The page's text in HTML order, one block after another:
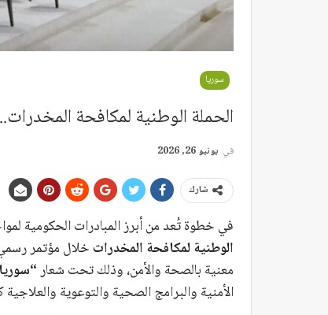
سوريا
الحملة الوطنية لمكافحة
في يونيو 26, 2026
شارك
في خطوة تُعد من أبرز المبادرات الحكومية
الوطنية لمكافحة المخدراتخلال مؤتمر
معنية بالصحة والأمن، وذلك تحت شعار
الأمنية والبرامج الصحية والتوعوية والعلاجية